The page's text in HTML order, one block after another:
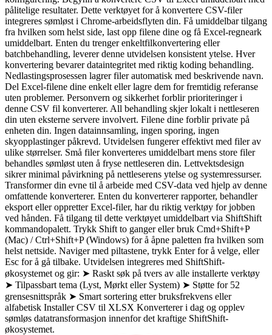
pålitelige resultater. Dette verktøyet for å konvertere CSV-filer
integreres sømløst i Chrome-arbeidsflyten din. Få umiddelbar tilgang
fra hvilken som helst side, last opp filene dine og få Excel-regneark
umiddelbart. Enten du trenger enkeltfilkonvertering eller
batchbehandling, leverer denne utvidelsen konsistent ytelse. Hver
konvertering bevarer dataintegritet med riktig koding behandling.
Nedlastingsprosessen lagrer filer automatisk med beskrivende navn.
Del Excel-filene dine enkelt eller lagre dem for fremtidig referanse
uten problemer. Personvern og sikkerhet forblir prioriteringer i
denne CSV fil konverterer. All behandling skjer lokalt i nettleseren
din uten eksterne servere involvert. Filene dine forblir private på
enheten din. Ingen datainnsamling, ingen sporing, ingen
skyopplastinger påkrevd. Utvidelsen fungerer effektivt med filer av
ulike størrelser. Små filer konverteres umiddelbart mens store filer
behandles sømløst uten å fryse nettleseren din. Lettvektsdesign
sikrer minimal påvirkning på nettleserens ytelse og systemressurser.
Transformer din evne til å arbeide med CSV-data ved hjelp av denne
omfattende konverterer. Enten du konverterer rapporter, behandler
eksport eller oppretter Excel-filer, har du riktig verktøy for jobben
ved hånden. Få tilgang til dette verktøyet umiddelbart via ShiftShift
kommandopalett. Trykk Shift to ganger eller bruk Cmd+Shift+P
(Mac) / Ctrl+Shift+P (Windows) for å åpne paletten fra hvilken som
helst nettside. Naviger med piltastene, trykk Enter for å velge, eller
Esc for å gå tilbake. Utvidelsen integreres med ShiftShift-
økosystemet og gir: ➤ Raskt søk på tvers av alle installerte verktøy
➤ Tilpassbart tema (Lyst, Mørkt eller System) ➤ Støtte for 52
grensesnittspråk ➤ Smart sortering etter bruksfrekvens eller
alfabetisk Installer CSV til XLSX Konverterer i dag og opplev
sømløs datatransformasjon innenfor det kraftige ShiftShift-
økosystemet.